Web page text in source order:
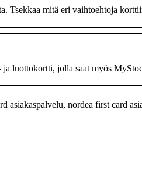
Tsekkaa mitä eri vaihtoehtoja
luottokortti, jolla saat myös
asiakaspalvelu, nordea first card